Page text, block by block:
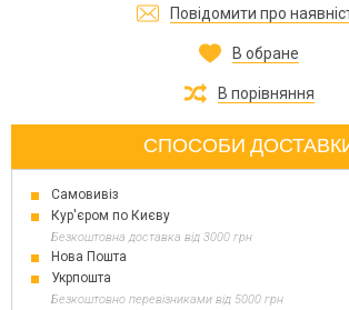
Повідомити про
В обране
В порівняння
СПОСОБИ
Самовивіз
Кур'єром по Києву
Безкоштовна доставка від 3000 грн
Нова Пошта
Укрпошта
Безкоштовно перевізниками від 5000 грн